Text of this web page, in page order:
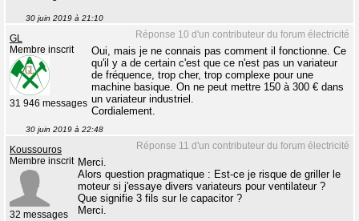
30 juin 2019 à 21:10
Réponse 10 d'un contributeur du forum électricité
GL
Membre inscrit
31 946 messages
Oui, mais je ne connais pas comment il fonctionne. Ce
qu'il y a de certain c'est que ce n'est pas un variateur
de fréquence, trop cher, trop complexe pour une
machine basique. On ne peut mettre 150 à 300 € dans
un variateur industriel.
Cordialement.
30 juin 2019 à 22:48
Réponse 11 d'un contributeur du forum électricité
Koussouros
Membre inscrit
32 messages
Merci.
Alors question pragmatique : Est-ce je risque de griller le
moteur si j'essaye divers variateurs pour ventilateur ?
Que signifie 3 fils sur le capacitor ?
Merci.